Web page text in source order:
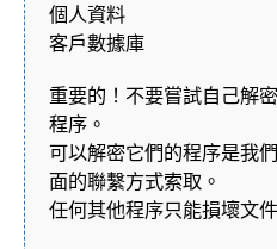
個人資料
客戶數據庫
重要的！不要嘗試自己解
程序。
可以解密它們的程序是我
面的聯繫方式索取。
任何其他程序只能損壞文件